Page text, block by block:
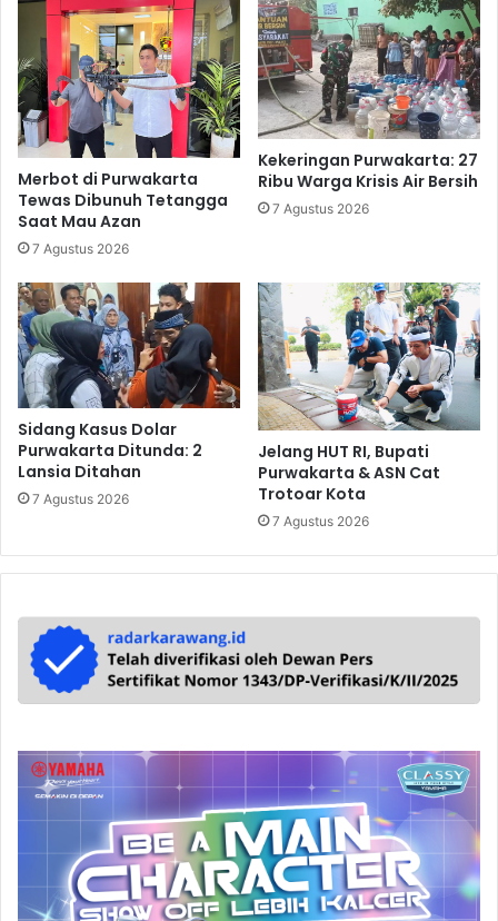
Merbot di Purwakarta
Tewas Dibunuh Tetangga
Saat Mau Azan
7 Agustus 2026
Kekeringan Purwakarta: 27
Ribu Warga Krisis Air Bersih
7 Agustus 2026
Sidang Kasus Dolar
Purwakarta Ditunda: 2
Lansia Ditahan
7 Agustus 2026
Jelang HUT RI, Bupati
Purwakarta & ASN Cat
Trotoar Kota
7 Agustus 2026